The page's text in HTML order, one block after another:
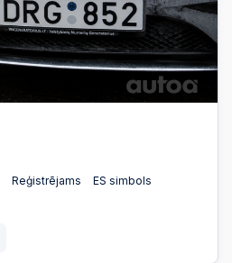
Reģistrējams
ES simbols